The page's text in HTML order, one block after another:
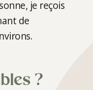
je reçois
de
?